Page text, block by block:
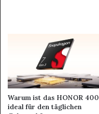
Warum ist das HONOR 400
ideal für den täglichen